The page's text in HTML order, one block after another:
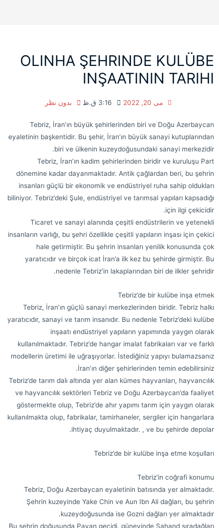
OLINHA ŞEHRINDE KULÜBE
INŞAATININ TARIHI
می 20, 2022 3:16 ق.ظ بدون نظر
Tebriz, İran’ın büyük şehirlerinden biri ve Doğu Azerbaycan
eyaletinin başkentidir. Bu şehir, İran’ın büyük sanayi kutuplarından
biri ve ülkenin kuzeydoğusundaki sanayi merkezidir.
Tebriz, İran’ın kadim şehirlerinden biridir ve kuruluşu Part
dönemine kadar dayanmaktadır. Antik çağlardan beri, bu şehrin
insanları güçlü bir ekonomik ve endüstriyel ruha sahip oldukları
biliniyor. Tebriz’deki Şule, endüstriyel ve tarımsal yapıları kapsadığı
için ilgi çekicidir.
Ticaret ve sanayi alanında çeşitli endüstrilerin ve yetenekli
insanların varlığı, bu şehri özellikle çeşitli yapıların inşası için çekici
hale getirmiştir. Bu şehrin insanları yenilik konusunda çok
yaratıcıdır ve birçok icat İran’a ilk kez bu şehirde girmiştir. Bu
nedenle Tebriz’in lakaplarından biri de ilkler şehridir.
Tebriz’de bir kulübe inşa etmek
Tebriz, İran’ın güçlü sanayi merkezlerinden biridir. Tebriz halkı
yaratıcıdır, sanayi ve tarım insanıdır. Bu nedenle Tebriz’deki kulübe
inşaatı endüstriyel yapıların yapımında yaygın olarak
kullanılmaktadır. Tebriz’de hangar imalat fabrikaları var ve farklı
modellerin üretimi ile uğraşıyorlar. İstediğiniz yapıyı bulamazsanız
İran’ın diğer şehirlerinden temin edebilirsiniz.
Tebriz’de tarım dalı altında yer alan kümes hayvanları, hayvancılık
ve hayvancılık sektörleri Tebriz ve Doğu Azerbaycan’da faaliyet
göstermekte olup, Tebriz’de ahır yapımı tarım için yaygın olarak
kullanılmakta olup, fabrikalar, tamirhaneler, sergiler için hangarlara
ihtiyaç duyulmaktadır. , ve bu şehirde depolar.
Tebriz’de bir kulübe inşa etme koşulları
Tebriz’in coğrafi konumu
Tebriz, Doğu Azerbaycan eyaletinin batısında yer almaktadır.
Şehrin kuzeyinde Yake Chin ve Aun Ibn Ali dağları, bu şehrin
kuzeydoğusunda ise Gozni dağları yer almaktadır.
Bu şehrin doğusunda Payan geçidi, güneyinde Sahand sıradağları